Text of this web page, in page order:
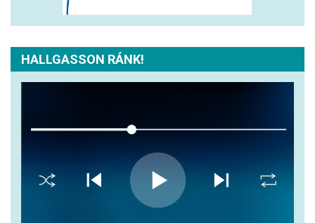
HALLGASSON RÁNK!